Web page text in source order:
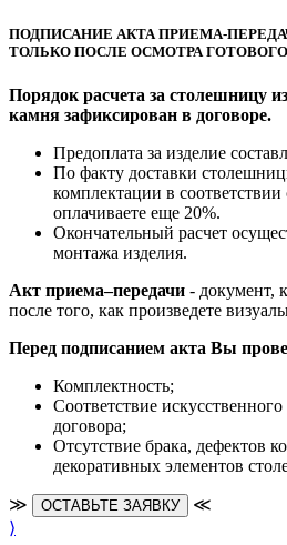
ПОДПИСАНИЕ АКТА ПРИЕМА-
ТОЛЬКО ПОСЛЕ ОСМОТРА
Порядок расчета за столешницу
камня зафиксирован в договоре.
Предоплата за изделие
По факту доставки
комплектации в
оплачиваете еще 20%.
Окончательный расчет
монтажа изделия.
Акт приема–передачи - документ,
после того, как произведете
Перед подписанием акта Вы
Комплектность;
Cоответствие
договора;
Отсутствие брака, дефектов
декоративных элементов
≫ ОСТАВЬТЕ ЗАЯВКУ
≪
⟩